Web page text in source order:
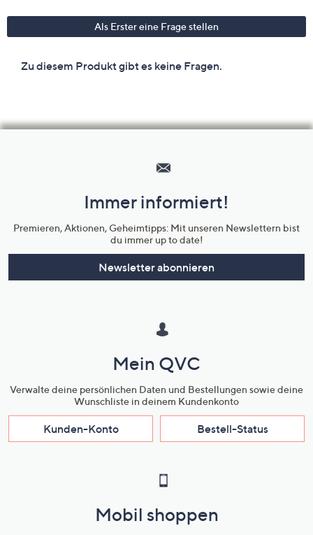
Unternehmensinformationen
Immer informiert!
Premieren, Aktionen, Geheimtipps: Mit unseren Newslettern bist
du immer up to date!
Newsletter abonnieren
Mein QVC
Verwalte deine persönlichen Daten und Bestellungen sowie deine
Wunschliste in deinem Kundenkonto
Kunden-Konto Bestell-Status
Mobil shoppen